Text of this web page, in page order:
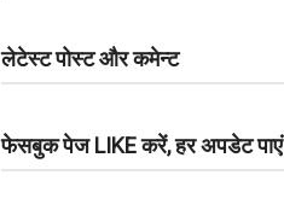
लेटेस्ट पोस्ट और कमेन्ट
फेसबुक पेज LIKE करें, हर अपडेट पाएं